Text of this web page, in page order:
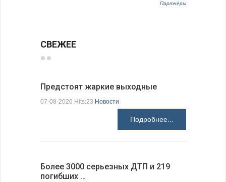
Партнёры
СВЕЖЕЕ
Предстоят жаркие выходные
07-08-2026 Hits:23 Новости
Подробнее...
Более 3000 серьезных ДТП и 219
погибших …